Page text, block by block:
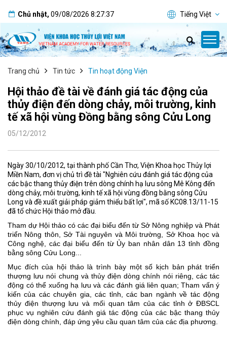
Chủ nhật, 09/08/2026 8:27:38 Tiếng Việt
Trang chủ Tin tức Tin hoạt động Viện
Hội thảo đề tài về đánh giá tác động của
thủy điện đến dòng chảy, môi trường, kinh
tế xã hội vùng Đồng bằng sông Cửu Long
05/12/2012
Ngày 30/10/2012, tại thành phố Cần Thơ, Viện Khoa học Thủy lợi
Miền Nam, đơn vị chủ trì đề tài "Nghiên cứu đánh giá tác động của
các bậc thang thủy điện trên dòng chính hạ lưu sông Mê Kông đến
dòng chảy, môi trường, kinh tế xã hội vùng đồng bằng sông Cửu
Long và đề xuất giải pháp giảm thiểu bất lợi", mã số KC08.13/11-15
đã tổ chức Hội thảo mở đầu.
Tham dự Hội thảo có các đại biểu đến từ Sở Nông nghiệp và Phát
triển Nông thôn, Sở Tài nguyên và Môi trường, Sở Khoa học và
Công nghệ, các đại biểu đến từ Ủy ban nhân dân 13 tỉnh đồng
bằng sông Cửu Long...
Mục đích của hội thảo là trình bày một số kịch bản phát triển
thượng lưu nói chung và thủy điện dòng chính nói riêng, các tác
động có thể xuống hạ lưu và các đánh giá liên quan; Tham vấn ý
kiến của các chuyên gia, các tỉnh, các ban ngành về tác động
thủy điện thượng lưu và mối quan tâm của các tỉnh ở ĐBSCL
phục vụ nghiên cứu đánh giá tác động của các bậc thang thủy
điện dòng chính, đáp ứng yêu cầu quan tâm của các địa phương.